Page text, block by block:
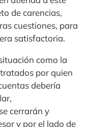
de carencias,
cuestiones, para
satisfactoria.
como la
por quien
debería
cerrarán y
y por el lado de